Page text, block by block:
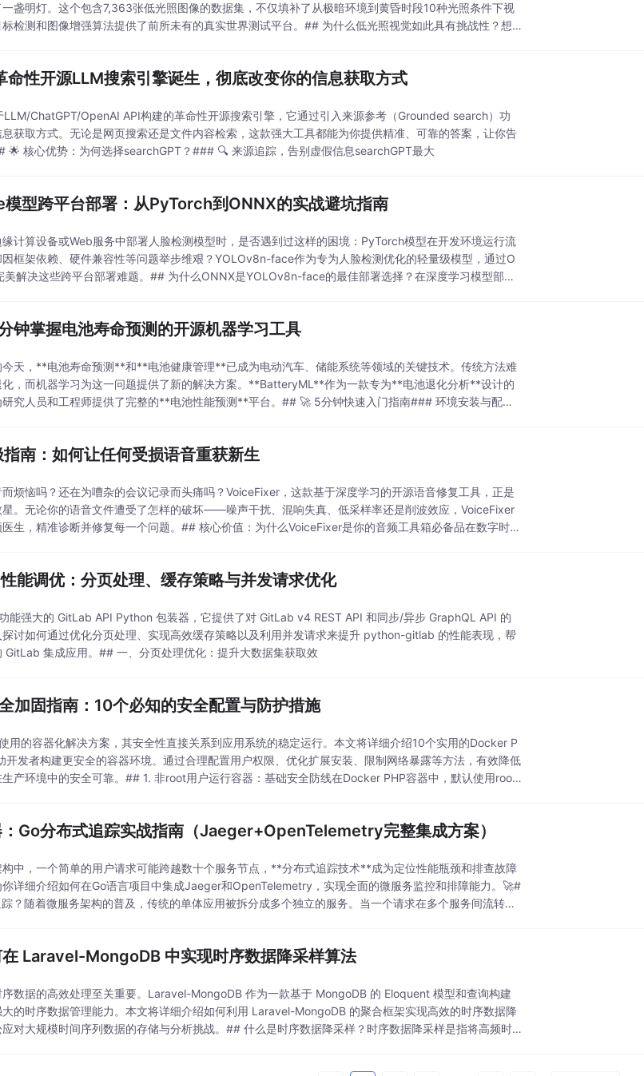
盏明灯。这个包含7,363张低光照图像的数据集，不仅填补了从极暗环境到黄昏时段10种光照条件下视
检测和图像增强算法提供了前所未有的真实世界测试平台。## 为什么低光照视觉如此具有挑战性？想
性开源LLM搜索引擎诞生，彻底改变你的信息获取方式
LLM/ChatGPT/OpenAI API构建的革命性开源搜索引擎，它通过引入来源参考（Grounded search）功
获取方式。无论是网页搜索还是文件内容检索，这款强大工具都能为你提供精准、可靠的答案，让你告
🌟 核心优势：为何选择searchGPT？### 🔍 来源追踪，告别虚假信息searchGPT最大
型跨平台部署：从PyTorch到ONNX的实战避坑指南
计算设备或Web服务中部署人脸检测模型时，是否遇到过这样的困境：PyTorch模型在开发环境运行流
框架依赖、硬件兼容性等问题举步维艰？YOLOv8n-face作为专为人脸检测优化的轻量级模型，通过O
美解决这些跨平台部署难题。## 为什么ONNX是YOLOv8n-face的最佳部署选择？在深度学习模型部署
钟掌握电池寿命预测的开源机器学习工具
天，**电池寿命预测**和**电池健康管理**已成为电动汽车、储能系统等领域的关键技术。传统方法难
化，而机器学习为这一问题提供了新的解决方案。**BatteryML**作为一款专为**电池退化分析**设计的
究人员和工程师提供了完整的**电池性能预测**平台。## 🚀 5分钟快速入门指南### 环境安装与配置
南：如何让任何受损语音重获新生
烦恼吗？还在为嘈杂的会议记录而头痛吗？VoiceFixer，这款基于深度学习的开源语音修复工具，正是
。无论你的语音文件遭受了怎样的破坏——噪声干扰、混响失真、低采样率还是削波效应，VoiceFixer
生，精准诊断并修复每一个问题。## 核心价值：为什么VoiceFixer是你的音频工具箱必备品在数字时
能调优：分页处理、缓存策略与并发请求优化
能强大的 GitLab API Python 包装器，它提供了对 GitLab v4 REST API 和同步/异步 GraphQL API 的
讨如何通过优化分页处理、实现高效缓存策略以及利用并发请求来提升 python-gitlab 的性能表现，帮
GitLab 集成应用。## 一、分页处理优化：提升大数据集获取效
加固指南：10个必知的安全配置与防护措施
用的容器化解决方案，其安全性直接关系到应用系统的稳定运行。本文将详细介绍10个实用的Docker P
开发者构建更安全的容器环境。通过合理配置用户权限、优化扩展安装、限制网络暴露等方法，有效降低
产环境中的安全可靠。## 1. 非root用户运行容器：基础安全防线在Docker PHP容器中，默认使用root
Go分布式追踪实战指南（Jaeger+OpenTelemetry完整集成方案）
中，一个简单的用户请求可能跨越数十个服务节点，**分布式追踪技术**成为定位性能瓶颈和排查故障
详细介绍如何在Go语言项目中集成Jaeger和OpenTelemetry，实现全面的微服务监控和排障能力。🚀#
？随着微服务架构的普及，传统的单体应用被拆分成多个独立的服务。当一个请求在多个服务间流转
Laravel-MongoDB 中实现时序数据降采样算法
数据的高效处理至关重要。Laravel-MongoDB 作为一款基于 MongoDB 的 Eloquent 模型和查询构建
的时序数据管理能力。本文将详细介绍如何利用 Laravel-MongoDB 的聚合框架实现高效的时序数据降
对大规模时间序列数据的存储与分析挑战。## 什么是时序数据降采样？时序数据降采样是指将高频时